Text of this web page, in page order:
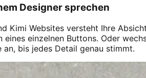
Designer sprechen
Kimi Websites versteht Ihre
einzelnen Buttons. Oder
bis jedes Detail genau stimmt.